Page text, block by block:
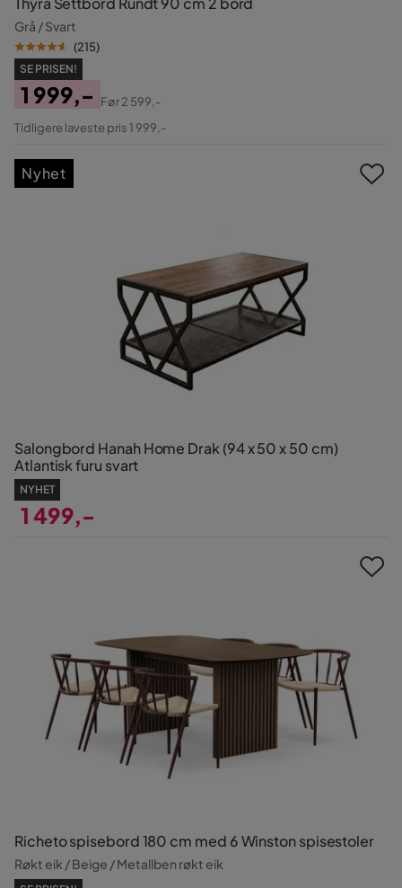
Grå / Svart
(215)
SE PRISEN!
Pris
1 999,-
Original
Før2 599,-
Tidligere laveste pris 1 999,-
Salongbord Hanah Home Drak (94 x 50 x 50 cm)
Atlantisk furu svart
NYHET
1 499,-
Nyhet
Richeto spisebord 180 cm med 6 Winston spisestoler
Røkt eik / Beige / Metallben røkt eik